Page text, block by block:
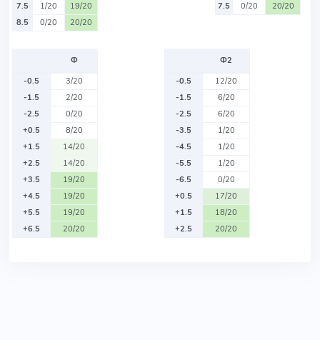
7.5
1/20
19/20
8.5
0/20 20/20
7.5
0/20 20/20
Ф
-0.5
3/20
-1.5
2/20
-2.5
0/20
+0.5
8/20
+1.5
14/20
+2.5
14/20
+3.5
19/20
+4.5
19/20
+5.5
19/20
+6.5
20/20
Ф2
-0.5
12/20
-1.5
6/20
-2.5
6/20
-3.5
1/20
-4.5
1/20
-5.5
1/20
-6.5
0/20
+0.5
17/20
+1.5
18/20
+2.5
20/20